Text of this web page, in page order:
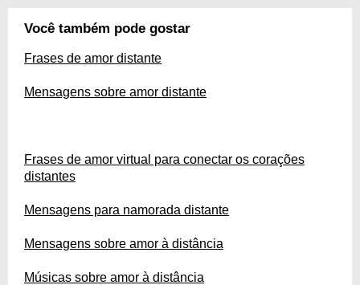
Você também pode gostar
Frases de amor distante
Mensagens sobre amor distante
Frases de amor virtual para conectar os corações
distantes
Mensagens para namorada distante
Mensagens sobre amor à distância
Músicas sobre amor à distância